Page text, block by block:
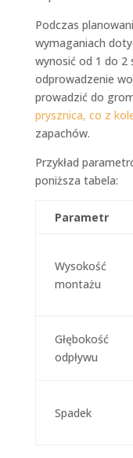
Podczas
wymaganiach
wynosić od 1 do 2
odprowadzenie
prowadzić do
prysznica, co z
zapachów.
Przykład
poniższa tabela:
Parametr
Wysokość
montażu
Głębokość
odpływu
Spadek